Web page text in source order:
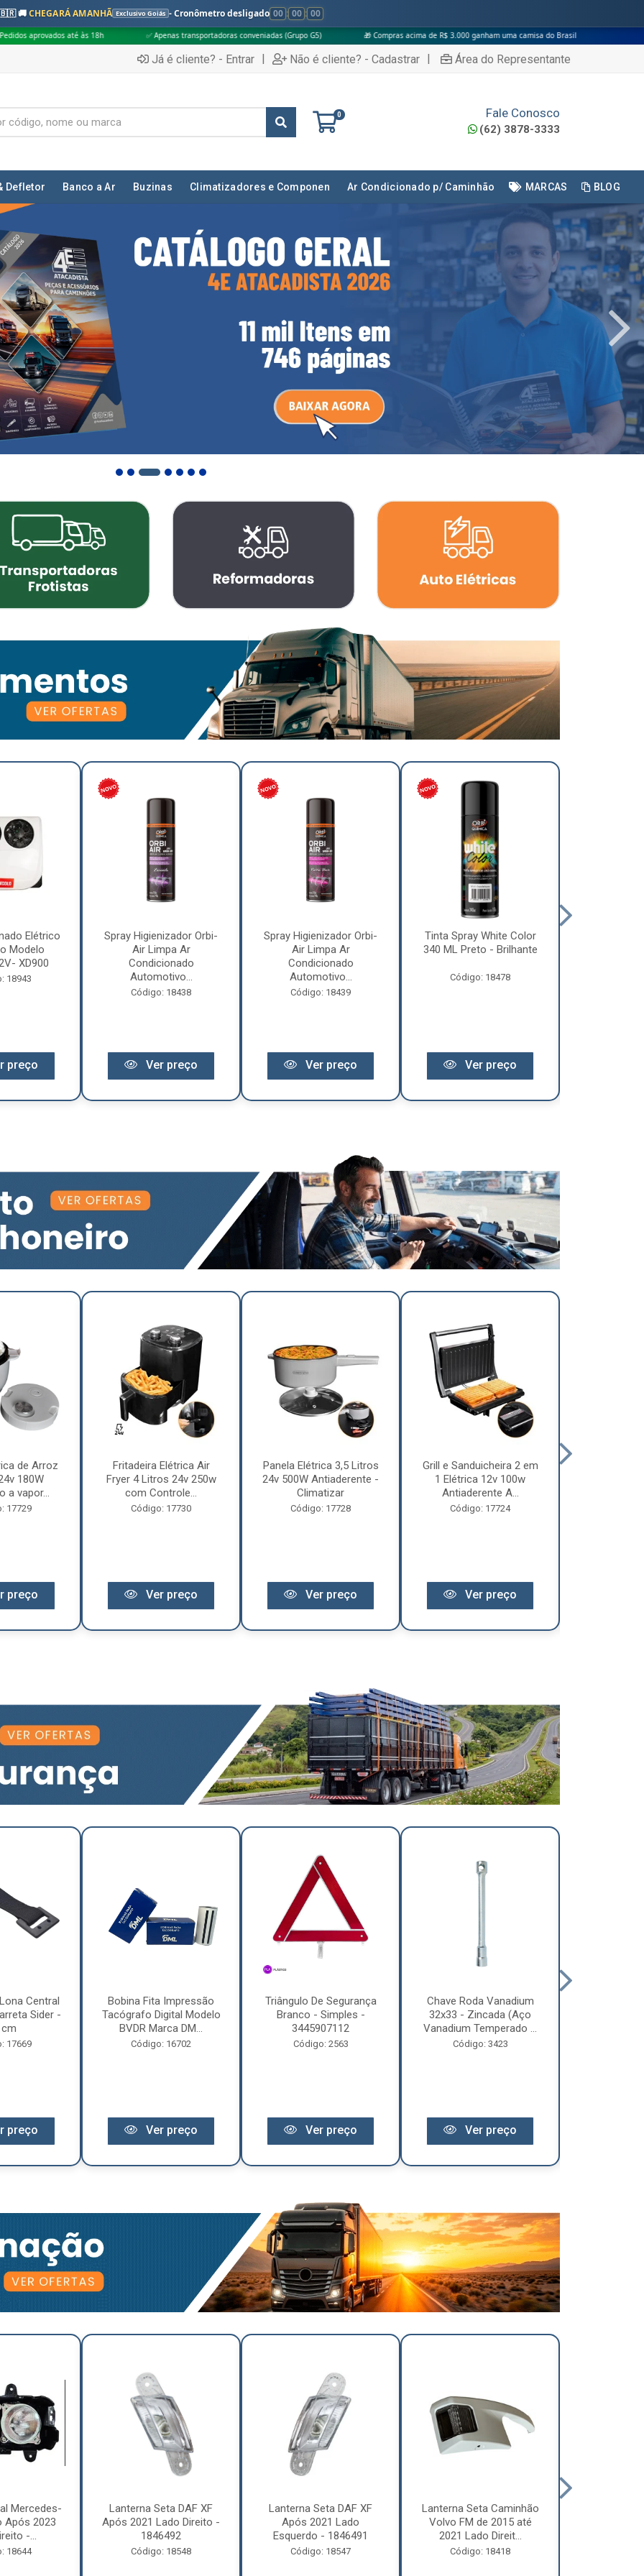
🚚CHEGARÁ AMANHÃ Exclusivo Goiás - Cronômetro desligado 00 : 00 : 00
✅ Apenas transportadoras conveniadas (Grupo G5) 🎁 Compras acima de R$ 3.000 ganham uma camisa do Brasil
Já é cliente? - Entrar | Não é cliente? - Cadastrar | Área do Representante
0 Fale Conosco
(62) 3878-3333
Defletor Banco a Ar Buzinas Climatizadores e Componen Ar Condicionado p/ Caminhão MARCAS BLOG
Elétrico
Modelo
XD900
18943
preço
Spray Higienizador Orbi-
Air Limpa Ar
Condicionado
Automotivo...
Código: 18438
Ver preço
Spray Higienizador Orbi-
Air Limpa Ar
Condicionado
Automotivo...
Código: 18439
Ver preço
Tinta Spray White Color
340 ML Preto - Brilhante
Código: 18478
Ver preço
de Arroz
180W
a vapor...
17729
preço
Fritadeira Elétrica Air
Fryer 4 Litros 24v 250w
com Controle...
Código: 17730
Ver preço
Panela Elétrica 3,5 Litros
24v 500W Antiaderente -
Climatizar
Código: 17728
Ver preço
Grill e Sanduicheira 2 em
1 Elétrica 12v 100w
Antiaderente A...
Código: 17724
Ver preço
Central
Sider -
17669
preço
Bobina Fita Impressão
Tacógrafo Digital Modelo
BVDR Marca DM...
Código: 16702
Ver preço
Triângulo De Segurança
Branco - Simples -
3445907112
Código: 2563
Ver preço
Chave Roda Vanadium
32x33 - Zincada (Aço
Vanadium Temperado ...
Código: 3423
Ver preço
Mercedes-
Após 2023
-...
18644
Lanterna Seta DAF XF
Após 2021 Lado Direito -
1846492
Código: 18548
Lanterna Seta DAF XF
Após 2021 Lado
Esquerdo - 1846491
Código: 18547
Lanterna Seta Caminhão
Volvo FM de 2015 até
2021 Lado Direit...
Código: 18418